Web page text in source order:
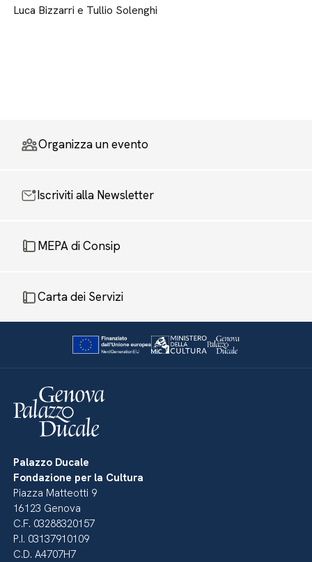
Luca Bizzarri e Tullio Solenghi
Organizza un evento
Iscriviti alla Newsletter
MEPA di Consip
Carta dei Servizi
Palazzo Ducale
Fondazione per la Cultura
Piazza Matteotti 9
16123 Genova
C.F. 03288320157
P.I. 03137910109
C.D. A4707H7